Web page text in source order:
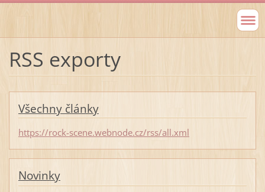
RSS exporty
Všechny články
https://rock-scene.webnode.cz/rss/all.xml
Novinky